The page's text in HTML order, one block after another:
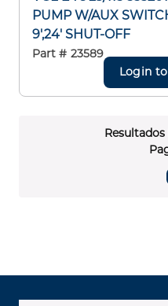
PUMP W/AUX
9',24' SHUT-OFF
Part # 23589
Login